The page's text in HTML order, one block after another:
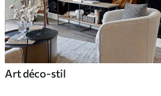
Art déco-stil